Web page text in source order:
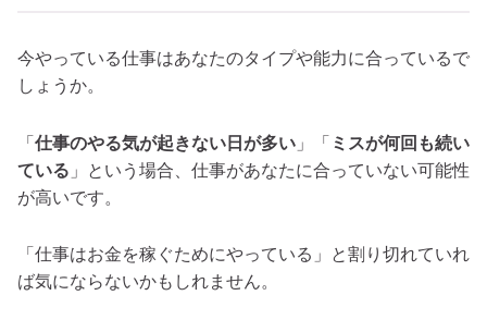
今やっている仕事はあなたのタイプや能力に合っているで
しょうか。
「 仕事のやる気が起きない日が多い 」「 ミスが何回も続い
ている 」という場合、仕事があなたに合っていない可能性
が高いです。
「仕事はお金を稼ぐためにやっている」と割り切れていれ
ば気にならないかもしれません。